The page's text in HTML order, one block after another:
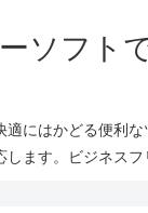
ソフト
にはかどる便利
します。ビジネス